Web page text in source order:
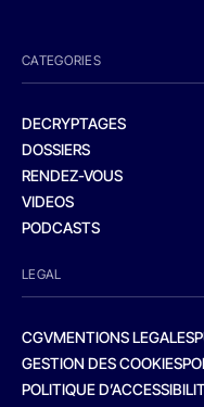
CATEGORIES
DECRYPTAGES
DOSSIERS
RENDEZ-VOUS
VIDEOS
PODCASTS
LEGAL
CGVMENTIONS LEGALES
GESTION DES COOKIES
POLITIQUE